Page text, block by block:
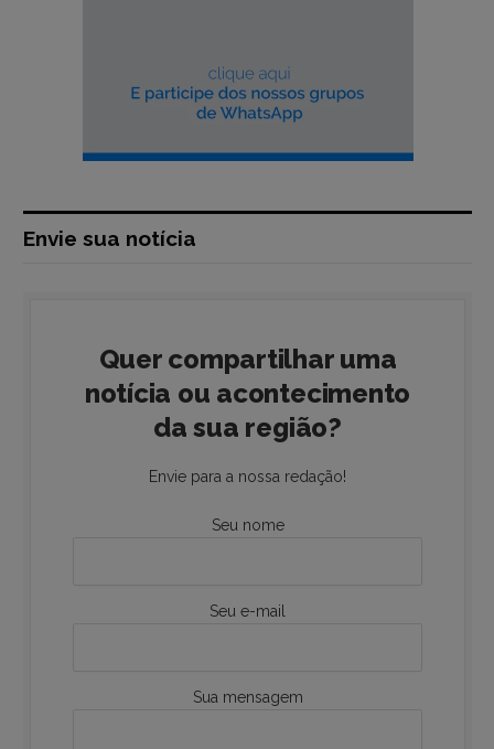
Envie sua notícia
Quer compartilhar uma
notícia ou acontecimento
da sua região?
Envie para a nossa redação!
Seu nome
Seu e-mail
Sua mensagem